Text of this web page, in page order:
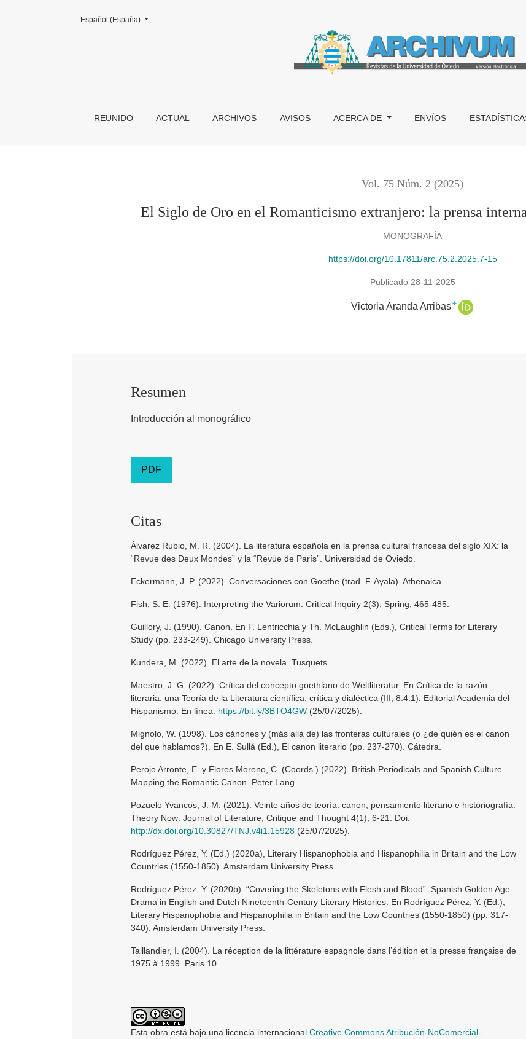
El Siglo de Oro en el Romanticismo extranjero: la prensa internacional y la literatura áurea
REUNIDO ACTUAL ARCHIVOS AVISOS ACERCA DE ENVÍOS
Cambiar el idioma. El actual es:
Español (España)
Vol. 75 Núm. 2 (2025)
El Siglo de Oro en el Romanticismo extranjero: la prensa
MONOGRAFÍA
https://doi.org/10.17811/arc.75.2.2025.7-15
Publicado 28-11-2025
Victoria Aranda Arribas+
Resumen
Introducción al monográfico
PDF
Citas
Álvarez Rubio, M. R. (2004). La literatura española en la prensa cultural francesa del siglo XIX: la
“Revue des Deux Mondes” y la “Revue de París”. Universidad de Oviedo.
Eckermann, J. P. (2022). Conversaciones con Goethe (trad. F. Ayala). Athenaica.
Fish, S. E. (1976). Interpreting the Variorum. Critical Inquiry 2(3), Spring, 465-485.
Guillory, J. (1990). Canon. En F. Lentricchia y Th. McLaughlin (Eds.), Critical Terms for Literary
Study (pp. 233-249). Chicago University Press.
Kundera, M. (2022). El arte de la novela. Tusquets.
Maestro, J. G. (2022). Crítica del concepto goethiano de Weltliteratur. En Crítica de la razón
literaria: una Teoría de la Literatura científica, crítica y dialéctica (III, 8.4.1). Editorial Academia del
Hispanismo. En línea: https://bit.ly/3BTO4GW (25/07/2025).
Mignolo, W. (1998). Los cánones y (más allá de) las fronteras culturales (o ¿de quién es el canon
del que hablamos?). En E. Sullá (Ed.), El canon literario (pp. 237-270). Cátedra.
Perojo Arronte, E. y Flores Moreno, C. (Coords.) (2022). British Periodicals and Spanish Culture.
Mapping the Romantic Canon. Peter Lang.
Pozuelo Yvancos, J. M. (2021). Veinte años de teoría: canon, pensamiento literario e historiografía.
Theory Now: Journal of Literature, Critique and Thought 4(1), 6-21. Doi:
http://dx.doi.org/10.30827/TNJ.v4i1.15928 (25/07/2025).
Rodríguez Pérez, Y. (Ed.) (2020a), Literary Hispanophobia and Hispanophilia in Britain and the Low
Countries (1550-1850). Amsterdam University Press.
Rodríguez Pérez, Y. (2020b). “Covering the Skeletons with Flesh and Blood”: Spanish Golden Age
Drama in English and Dutch Nineteenth-Century Literary Histories. En Rodríguez Pérez, Y. (Ed.),
Literary Hispanophobia and Hispanophilia in Britain and the Low Countries (1550-1850) (pp. 317-
340). Amsterdam University Press.
Taillandier, I. (2004). La réception de la littérature espagnole dans l’édition et la presse française de
1975 à 1999. Paris 10.
Esta obra está bajo una licencia internacional Creative Commons Atribución-NoComercial-